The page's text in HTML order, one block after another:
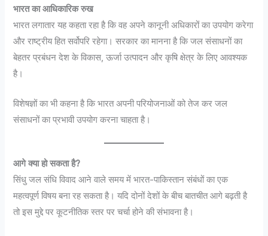
भारत का आधिकारिक रुख
भारत लगातार यह कहता रहा है कि वह अपने कानूनी अधिकारों का उपयोग करेगा
और राष्ट्रीय हित सर्वोपरि रहेगा। सरकार का मानना है कि जल संसाधनों का
बेहतर प्रबंधन देश के विकास, ऊर्जा उत्पादन और कृषि क्षेत्र के लिए आवश्यक
है।
विशेषज्ञों का भी कहना है कि भारत अपनी परियोजनाओं को तेज कर जल
संसाधनों का प्रभावी उपयोग करना चाहता है।
आगे क्या हो सकता है?
सिंधु जल संधि विवाद आने वाले समय में भारत-पाकिस्तान संबंधों का एक
महत्वपूर्ण विषय बना रह सकता है। यदि दोनों देशों के बीच बातचीत आगे बढ़ती है
तो इस मुद्दे पर कूटनीतिक स्तर पर चर्चा होने की संभावना है।